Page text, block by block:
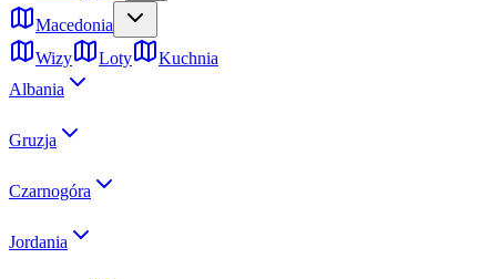
Macedonia
Wizy
Loty
Kuchnia
Albania
Gruzja
Czarnogóra
Jordania